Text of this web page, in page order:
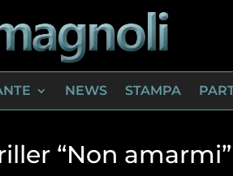
NEWS STAMPA
“Non amarmi”